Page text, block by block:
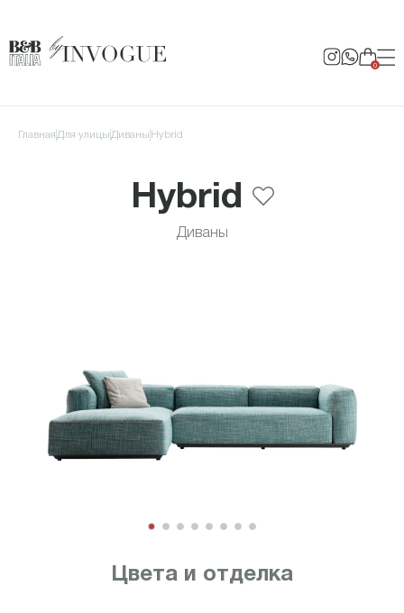
0
Главная для улицы Диваны Hybrid
Hybrid
Диваны
Цвета и отделка